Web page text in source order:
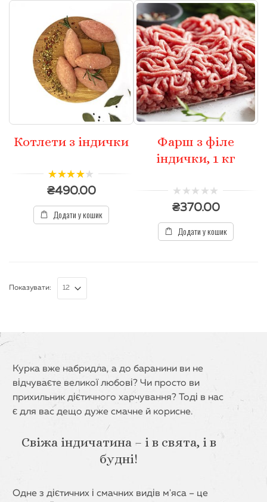
Котлети з індички
3.67 з 5
₴490.00
Додати у кошик
Фарш з філе
індички, 1 кг
0
з₴370.00
Додати у кошик
Показувати:
Курка вже набридла, а до баранини ви не
відчуваєте великої любові? Чи просто ви
прихильник дієтичного харчування? Тоді в нас
є для вас дещо дуже смачне й корисне.
Свіжа індичатина – і в свята, і в
будні!
Одне з дієтичних і смачних видів м'яса – це